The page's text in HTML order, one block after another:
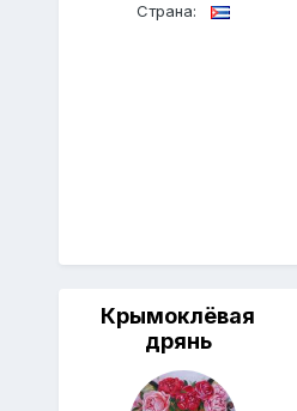
Страна:
Крымоклёвая
дрянь